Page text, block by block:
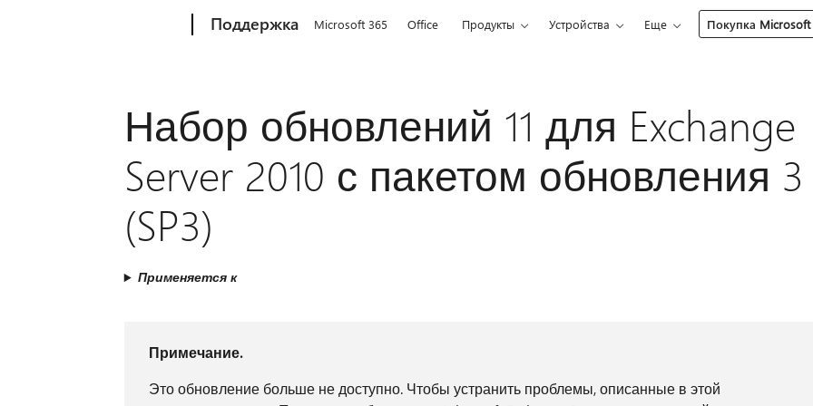
Поддержка Microsoft 365 Office Продукты Устройства Еще Покупка Microsoft
Набор обновлений 11 для Exchange
Server 2010 с пакетом обновления 3
(SP3)
Применяется к
Примечание.
Это обновление больше не доступно. Чтобы устранить проблемы, описанные в этой